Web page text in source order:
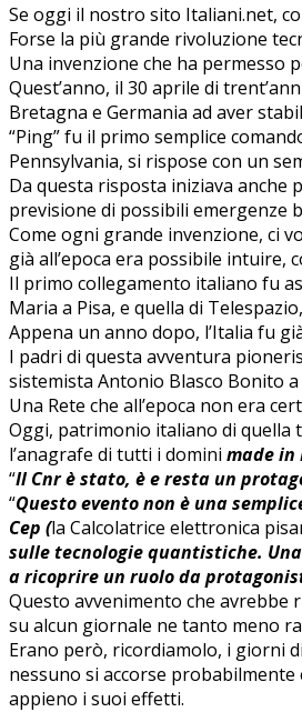
Se oggi il nostro sito Italiani.net,
Forse la più grande rivoluzione
Una invenzione che ha permesso
Quest’anno, il 30 aprile di
Bretagna e Germania ad aver
“Ping” fu il primo semplice
Pennsylvania, si rispose con un
Da questa risposta iniziava
previsione di possibili emergenze
Come ogni grande invenzione, ci
già all’epoca era possibile intuire,
Il primo collegamento italiano fu
Maria a Pisa, e quella di
Appena un anno dopo, l’Italia fu
I padri di questa avventura
sistemista Antonio Blasco Bonito
Una Rete che all’epoca non era
Oggi, patrimonio italiano di quella
l’anagrafe di tutti i domini made in
“Il Cnr è stato, è e resta un
“Questo evento non è una
Cep (la Calcolatrice elettronica
sulle tecnologie quantistiche.
a ricoprire un ruolo da
Questo avvenimento che avrebbe
su alcun giornale ne tanto meno
Erano però, ricordiamolo, i giorni
nessuno si accorse
appieno i suoi effetti.